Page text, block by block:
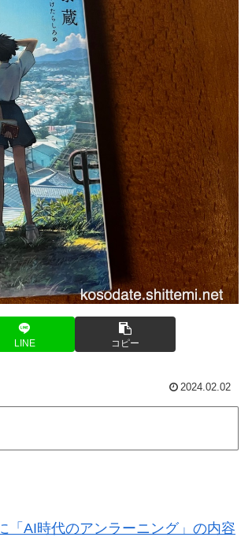
LINE コピー
2024.02.02
「AI時代のアンラーニング」の内容